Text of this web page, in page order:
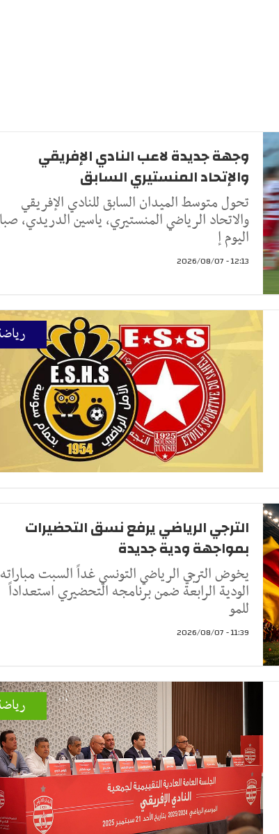
وجهة جديدة لاعب النادي الإفريقي
والإتحاد المنستيري السابق
تحول متوسط الميدان السابق للنادي الإفريقي
والاتحاد الرياضي المنستيري، ياسين الدريدي،
اليوم إ
12:13 - 2026/08/07
الترجي الرياضي يرفع نسق التحضيرات
بمواجهة ودية جديدة
يخوض الترجي الرياضي التونسي غداً السبت مباراته
الودية الرابعة ضمن برنامجه التحضيري استعداداً
للمو
11:39 - 2026/08/07